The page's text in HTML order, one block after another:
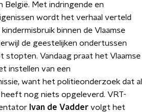
België. Met indringende en
wordt het verhaal verteld
binnen de Vlaamse
de geestelijken ondertussen
stopten. Vandaag praat het Vlaamse
instellen van een
want het politieonderzoek dat al
nog niets opgeleverd. VRT-
Ivan de Vadder volgt het